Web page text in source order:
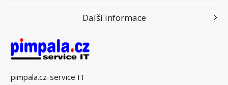
pimpala.cz-service IT
Další informace